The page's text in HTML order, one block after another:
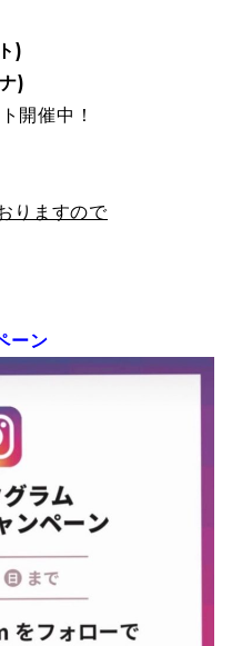
)
)
開催中！
りますので
ーン